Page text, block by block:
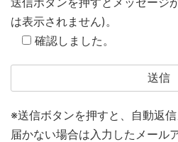
は表示されません)。
確認しました。
※送信ボタンを押すと、自動返信
届かない場合は入力したメール